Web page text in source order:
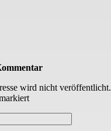
wird nicht veröffentlicht.